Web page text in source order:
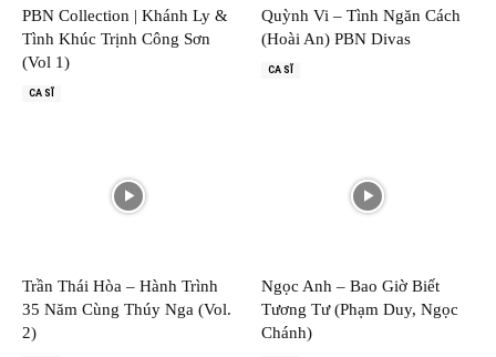
PBN Collection | Khánh Ly &
Tình Khúc Trịnh Công Sơn
(Vol 1)
CA SĨ
Quỳnh Vi – Tình Ngăn Cách
(Hoài An) PBN Divas
CA SĨ
Trần Thái Hòa – Hành Trình
35 Năm Cùng Thúy Nga (Vol.
2)
Ngọc Anh – Bao Giờ Biết
Tương Tư (Phạm Duy, Ngọc
Chánh)